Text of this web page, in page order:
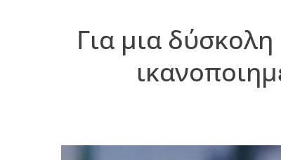
Για μια